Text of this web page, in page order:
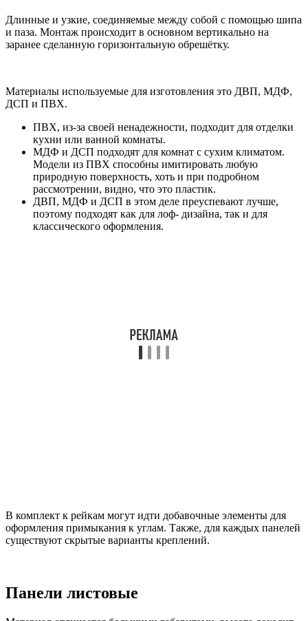
Длинные и узкие, соединяемые между собой с помощью шипа
и паза. Монтаж происходит в основном вертикально на
заранее сделанную горизонтальную обрешётку.
Материалы используемые для изготовления это ДВП, МДФ,
ДСП и ПВХ.
ПВХ, из-за своей ненадежности, подходит для отделки
кухни или ванной комнаты.
МДФ и ДСП подходят для комнат с сухим климатом.
Модели из ПВХ способны имитировать любую
природную поверхность, хоть и при подробном
рассмотрении, видно, что это пластик.
ДВП, МДФ и ДСП в этом деле преуспевают лучше,
поэтому подходят как для лоф- дизайна, так и для
классического оформления.
В комплект к рейкам могут идти добавочные элементы для
оформления примыкания к углам. Также, для каждых панелей
существуют скрытые варианты креплений.
Панели листовые